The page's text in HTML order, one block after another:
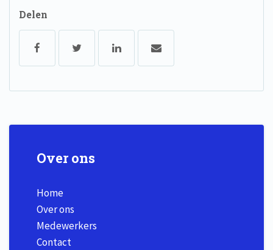
Delen
Over ons
Home
Over ons
Medewerkers
Contact